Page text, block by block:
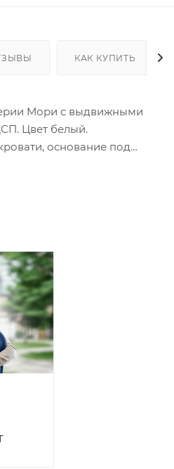
КАК КУПИТЬ
Мори с выдвижными
Цвет белый.
основание под